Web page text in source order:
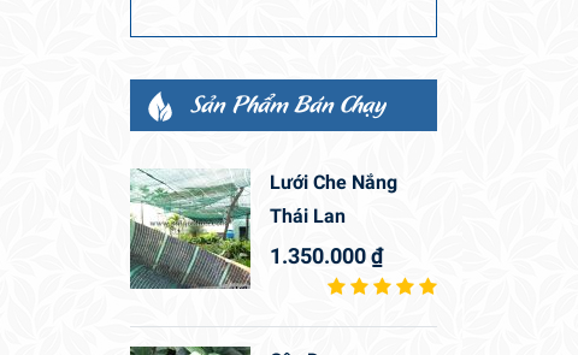
Sản Phẩm Bán Chạy
Lưới Che Nắng
Thái Lan
1.350.000₫